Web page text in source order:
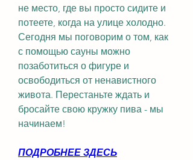
не место, где вы просто сидите и
потеете, когда на улице холодно.
Сегодня мы поговорим о том, как
с помощью сауны можно
позаботиться о фигуре и
освободиться от ненавистного
живота. Перестаньте ждать и
бросайте свою кружку пива - мы
начинаем!
ПОДРОБНЕЕ ЗДЕСЬ